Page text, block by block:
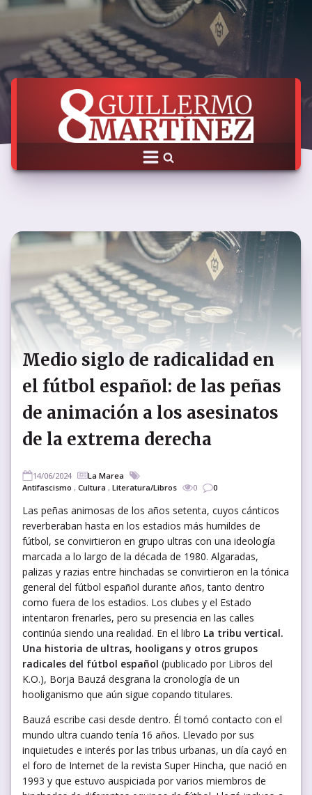
Medio siglo de radicalidad en
el fútbol español: de las peñas
de animación a los asesinatos
de la extrema derecha
14/06/2024
La Marea
Antifascismo , Cultura , Literatura/Libros 0 0
Las peñas animosas de los años setenta, cuyos cánticos
reverberaban hasta en los estadios más humildes de
fútbol, se convirtieron en grupo ultras con una ideología
marcada a lo largo de la década de 1980. Algaradas,
palizas y razias entre hinchadas se convirtieron en la tónica
general del fútbol español durante años, tanto dentro
como fuera de los estadios. Los clubes y el Estado
intentaron frenarles, pero su presencia en las calles
continúa siendo una realidad. En el libro La tribu vertical.
Una historia de ultras, hooligans y otros grupos
radicales del fútbol español (publicado por Libros del
K.O.), Borja Bauzá desgrana la cronología de un
hooliganismo que aún sigue copando titulares.
Bauzá escribe casi desde dentro. Él tomó contacto con el
mundo ultra cuando tenía 16 años. Llevado por sus
inquietudes e interés por las tribus urbanas, un día cayó en
el foro de Internet de la revista Super Hincha, que nació en
1993 y que estuvo auspiciada por varios miembros de